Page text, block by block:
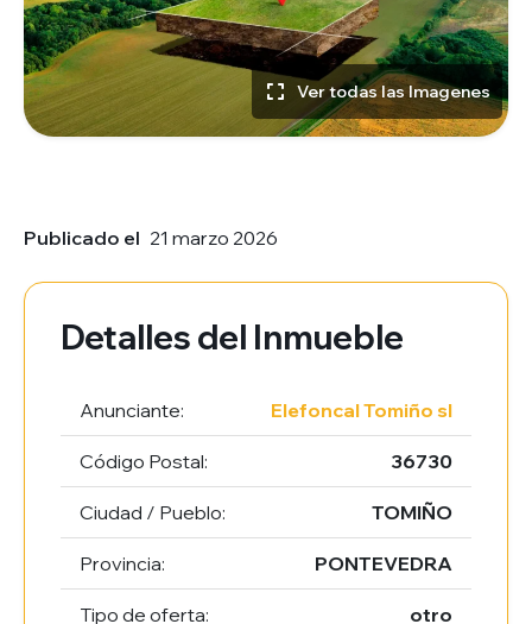
Ver todas las Imagenes
Publicado el 21 marzo 2026
Detalles del Inmueble
Anunciante: Elefoncal Tomiño sl
Código Postal: 36730
Ciudad / Pueblo: TOMIÑO
Provincia: PONTEVEDRA
Tipo de oferta: otro